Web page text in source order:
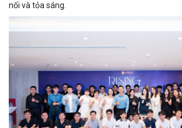
nối và tỏa sáng.